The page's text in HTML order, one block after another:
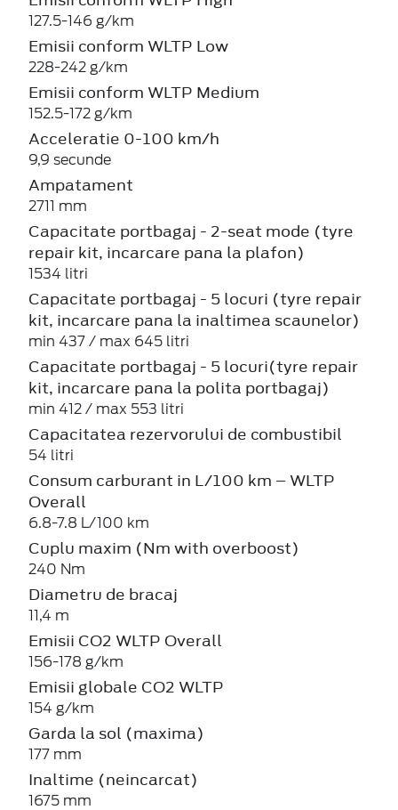
127.5-146 g/km
Emisii conform WLTP Low
228-242 g/km
Emisii conform WLTP Medium
152.5-172 g/km
Acceleratie 0-100 km/h
9,9 secunde
Ampatament
2711 mm
Capacitate portbagaj - 2-seat mode (tyre
repair kit, incarcare pana la plafon)
1534 litri
Capacitate portbagaj - 5 locuri (tyre repair
kit, incarcare pana la inaltimea scaunelor)
min 437 / max 645 litri
Capacitate portbagaj - 5 locuri(tyre repair
kit, incarcare pana la polita portbagaj)
min 412 / max 553 litri
Capacitatea rezervorului de combustibil
54 litri
Consum carburant in L/100 km – WLTP
Overall
6.8-7.8 L/100 km
Cuplu maxim (Nm with overboost)
240 Nm
Diametru de bracaj
11,4 m
Emisii CO2 WLTP Overall
156-178 g/km
Emisii globale CO2 WLTP
154 g/km
Garda la sol (maxima)
177 mm
Inaltime (neincarcat)
1675 mm